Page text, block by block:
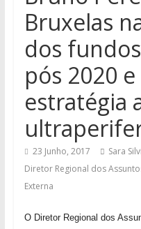
Bruxelas
dos
pós 2020
estratégia
23 Junho, 2017 Sara
Diretor Regional dos
Externa
O Diretor Regional dos